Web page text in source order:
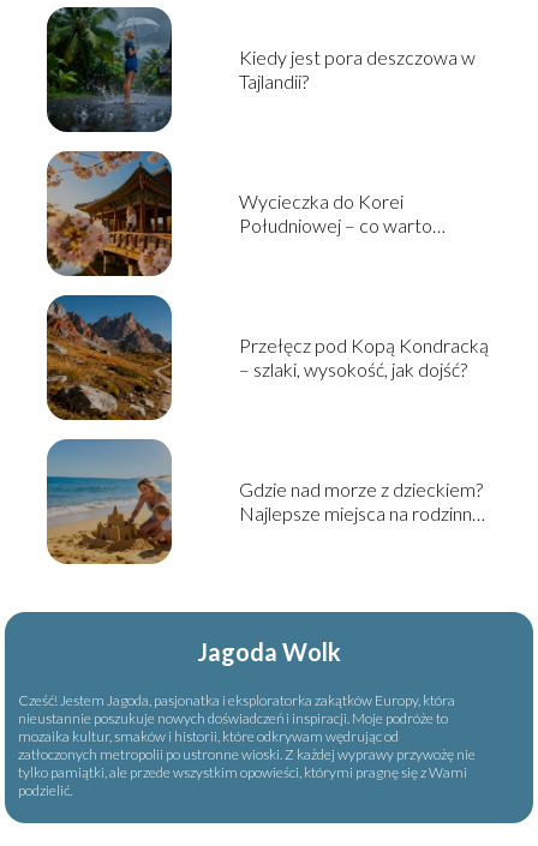
Kiedy jest pora deszczowa w
Tajlandii?
Wycieczka do Korei
Południowej – co warto
Przełęcz pod Kopą Kondracką
– szlaki, wysokość, jak dojść?
Gdzie nad morze z dzieckiem?
Najlepsze miejsca na rodzinny
Jagoda Wolk
Cześć! Jestem Jagoda, pasjonatka i eksploratorka zakątków Europy, która
nieustannie poszukuje nowych doświadczeń i inspiracji. Moje podróże to
mozaika kultur, smaków i historii, które odkrywam wędrując od
zatłoczonych metropolii po ustronne wioski. Z każdej wyprawy przywożę nie
tylko pamiątki, ale przede wszystkim opowieści, którymi pragnę się z Wami
podzielić.